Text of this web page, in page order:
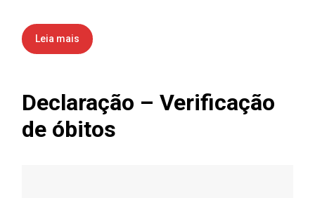
Leia mais
Declaração – Verificação
de óbitos